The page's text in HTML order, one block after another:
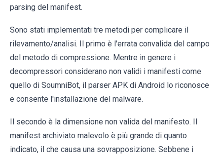
parsing del manifest.
Sono stati implementati tre metodi per complicare il
rilevamento/analisi. Il primo è l'errata convalida del campo
del metodo di compressione. Mentre in genere i
decompressori considerano non validi i manifesti come
quello di SoumniBot, il parser APK di Android lo riconosce
e consente l'installazione del malware.
Il secondo è la dimensione non valida del manifesto. Il
manifest archiviato malevolo è più grande di quanto
indicato, il che causa una sovrapposizione. Sebbene i